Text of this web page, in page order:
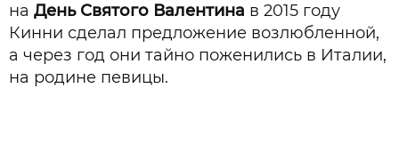
на День Святого Валентина в 2015 году
Кинни сделал предложение возлюбленной,
а через год они тайно поженились в Италии,
на родине певицы.